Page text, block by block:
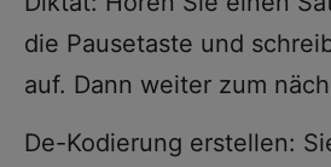
die Pausetaste und
auf. Dann weiter zum
De-Kodierung erstellen: